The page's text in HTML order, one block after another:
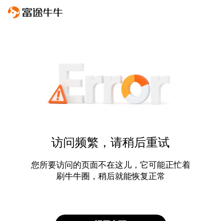
访问频繁，请稍后重试
您所要访问的页面不在这儿，它可能正忙着
刷牛牛圈，稍后就能恢复正常